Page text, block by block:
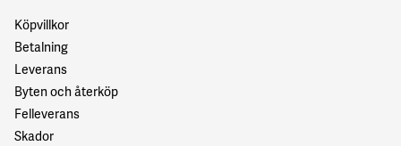
Köpvillkor
Betalning
Leverans
Byten och återköp
Felleverans
Skador